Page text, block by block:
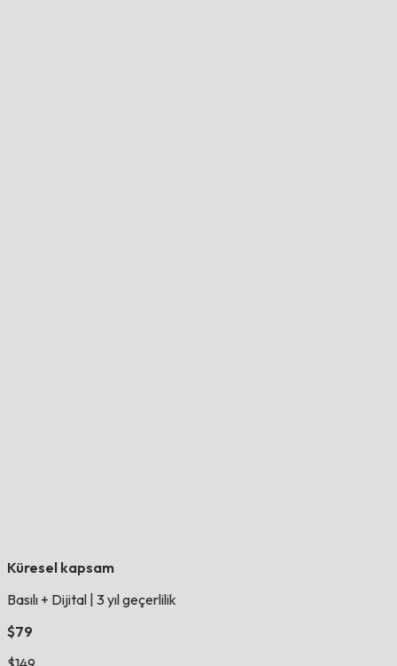
Küresel kapsam
Basılı + Dijital 3 yıl geçerlilik
$79